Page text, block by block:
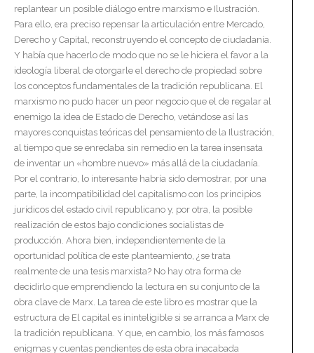
replantear un posible diálogo entre marxismo e Ilustración.
Para ello, era preciso repensar la articulación entre Mercado,
Derecho y Capital, reconstruyendo el concepto de ciudadanía.
Y había que hacerlo de modo que no se le hiciera el favor a la
ideología liberal de otorgarle el derecho de propiedad sobre
los conceptos fundamentales de la tradición republicana. El
marxismo no pudo hacer un peor negocio que el de regalar al
enemigo la idea de Estado de Derecho, vetándose así las
mayores conquistas teóricas del pensamiento de la Ilustración,
al tiempo que se enredaba sin remedio en la tarea insensata
de inventar un «hombre nuevo» más allá de la ciudadanía.
Por el contrario, lo interesante habría sido demostrar, por una
parte, la incompatibilidad del capitalismo con los principios
jurídicos del estado civil republicano y, por otra, la posible
realización de estos bajo condiciones socialistas de
producción. Ahora bien, independientemente de la
oportunidad política de este planteamiento, ¿se trata
realmente de una tesis marxista? No hay otra forma de
decidirlo que emprendiendo la lectura en su conjunto de la
obra clave de Marx. La tarea de este libro es mostrar que la
estructura de El capital es ininteligible si se arranca a Marx de
la tradición republicana. Y que, en cambio, los más famosos
enigmas y cuentas pendientes de esta obra inacabada